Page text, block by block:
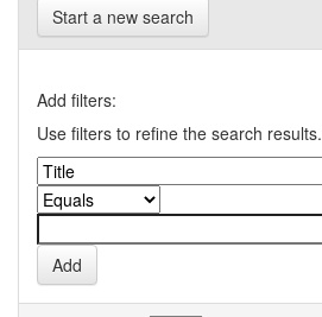
Start a new search
Add filters:
Use filters to refine the search results.